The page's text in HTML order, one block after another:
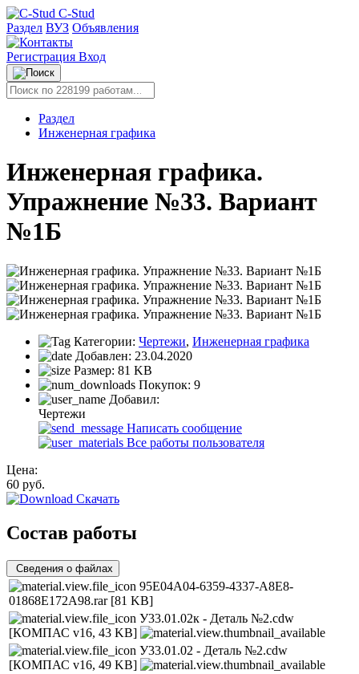
C-Stud
Раздел ВУЗ Объявления
Регистрация Вход
Раздел
Инженерная графика
Инженерная графика.
Упражнение №33. Вариант
№1Б
Категории: Чертежи, Инженерная графика
Добавлен: 23.04.2020
Размер: 81 KB
Покупок: 9
Добавил:
Чертежи
Написать сообщение
Все работы пользователя
Цена:
60 руб.
Скачать
Состав работы
Сведения о файлах
95E04A04-6359-4337-A8E8-
01868E172A98.rar [81 KB]
У33.01.02к - Деталь №2.cdw
[КОМПАС v16, 43 KB]
У33.01.02 - Деталь №2.cdw
[КОМПАС v16, 49 KB]